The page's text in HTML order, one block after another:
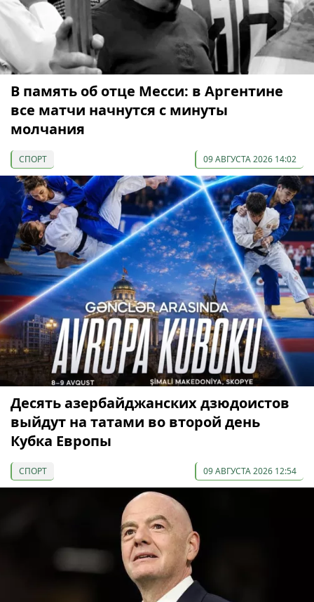
В память об отце Месси: в Аргентине
все матчи начнутся с минуты
молчания
СПОРТ 09 АВГУСТА 2026 14:02
Десять азербайджанских дзюдоистов
выйдут на татами во второй день
Кубка Европы
СПОРТ 09 АВГУСТА 2026 12:54